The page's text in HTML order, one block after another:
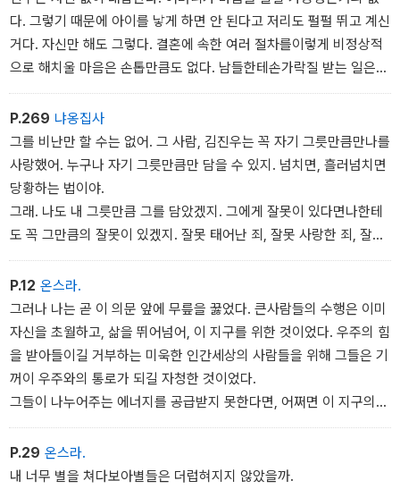
다. 그렇기 때문에 아이를 낳게 하면 안 된다고 저리도 펄펄 뛰고 계신
거다. 자신만 해도 그렇다. 결혼에 속한 여러 절차를이렇게 비정상적
으로 해치울 마음은 손톱만큼도 없다. 남들한테손가락질 받는 일은
죽어도 할 수 없다는 자부심으로 살아온 날들이었다. 이 정도 실수쯤
이야 서로 상의해서 없었던 일로 돌릴수도 있다고 그는 생각한다. 이
런 일 정도는 다들 깨끗이 해결하고 말썽 없이 살고 있지 않은가 말이
다. 그러나 여자의 떨리는 입술과 창백한 안색은 그로 하여금 자꾸 어
머니 핑계만 대게 만들고 있다.
P.269 냐옹집사
그를 비난만 할 수는 없어. 그 사람, 김진우는 꼭 자기 그릇만큼만나를
사랑했어. 누구나 자기 그릇만큼만 담을 수 있지. 넘치면, 흘러넘치면
당황하는 법이야.
그래. 나도 내 그릇만큼 그를 담았겠지. 그에게 잘못이 있다면나한테
도 꼭 그만큼의 잘못이 있겠지. 잘못 태어난 죄, 잘못 사랑한 죄, 잘못
견디는 죄. 그러므로 그를 내버려둬야 해. 그가 전화하고 싶다면 하게
하고, 그가 나를 경멸하고 싶다면 경멸하게 해.
이미 떠난 사람인데 그가 어떻게 하든 무슨 상관인가. 감기에도후유
증이 있는데 하물며 사랑에야.
P.12 온스라.
그러나 나는 곧 이 의문 앞에 무릎을 꿇었다. 큰사람들의 수행은 이미
자신을 초월하고, 삶을 뛰어넘어, 이 지구를 위한 것이었다. 우주의 힘
을 받아들이길 거부하는 미욱한 인간세상의 사람들을 위해 그들은 기
꺼이 우주와의 통로가 되길 자청한 것이었다.
그들이 나누어주는 에너지를 공급받지 못한다면, 어쩌면 이 지구의
파멸까지도 각오해야 할지 몰랐다. 우리의 목숨은 숨어서 고행하는
그들에게 많은 부분 빚져있는 것이었다.
P.29 온스라.
내 너무 별을 쳐다보아별들은 더럽혀지지 않았을까.